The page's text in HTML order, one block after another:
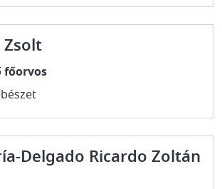
Zsolt
főorvos
Delgado Ricardo Zoltán